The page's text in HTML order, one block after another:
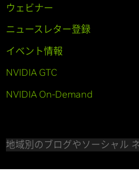
ウェビナー
ニュースレター登録
イベント情報
NVIDIA GTC
NVIDIA On-Demand
地域別のブログやソーシャル